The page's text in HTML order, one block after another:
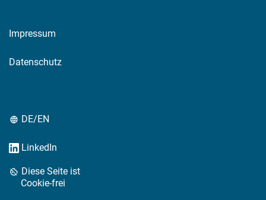
Impressum
Datenschutz
DE/EN
LinkedIn
Diese Seite ist
Cookie-frei